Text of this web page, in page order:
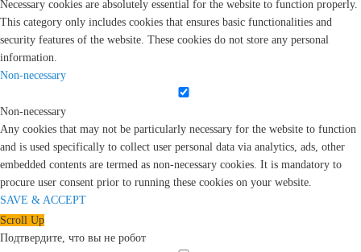
Necessary cookies are absolutely essential for the website to function properly.
This category only includes cookies that ensures basic functionalities and
security features of the website. These cookies do not store any personal
information.
Non-necessary
Non-necessary
Any cookies that may not be particularly necessary for the website to function
and is used specifically to collect user personal data via analytics, ads, other
embedded contents are termed as non-necessary cookies. It is mandatory to
procure user consent prior to running these cookies on your website.
SAVE & ACCEPT
Scroll Up
Подтвердите, что вы не робот